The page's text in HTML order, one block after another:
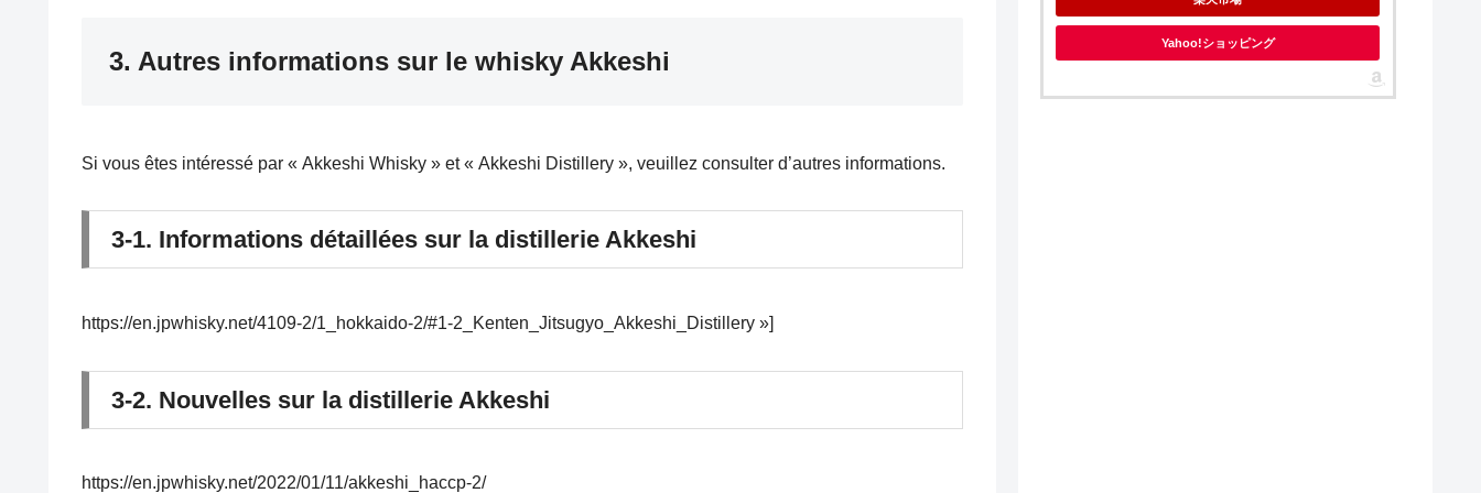
3. Autres informations sur le whisky Akkeshi
Si vous êtes intéressé par « Akkeshi Whisky » et « Akkeshi Distillery », veuillez consulter d’autres informations.
3-1. Informations détaillées sur la distillerie Akkeshi
https://en.jpwhisky.net/4109-2/1_hokkaido-2/#1-2_Kenten_Jitsugyo_Akkeshi_Distillery »]
3-2. Nouvelles sur la distillerie Akkeshi
https://en.jpwhisky.net/2022/01/11/akkeshi_haccp-2/
Yahoo!ショッピング